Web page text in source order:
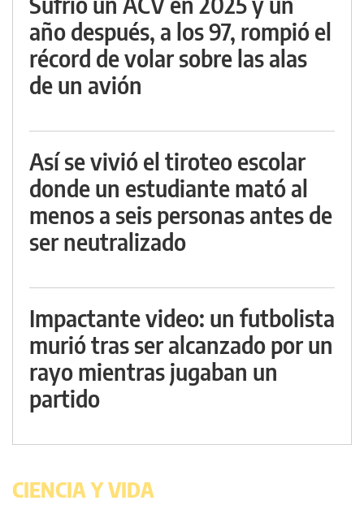
año después, a los 97, rompió el
récord de volar sobre las alas
de un avión
Así se vivió el tiroteo escolar
donde un estudiante mató al
menos a seis personas antes de
ser neutralizado
Impactante video: un futbolista
murió tras ser alcanzado por un
rayo mientras jugaban un
partido
CIENCIA Y VIDA